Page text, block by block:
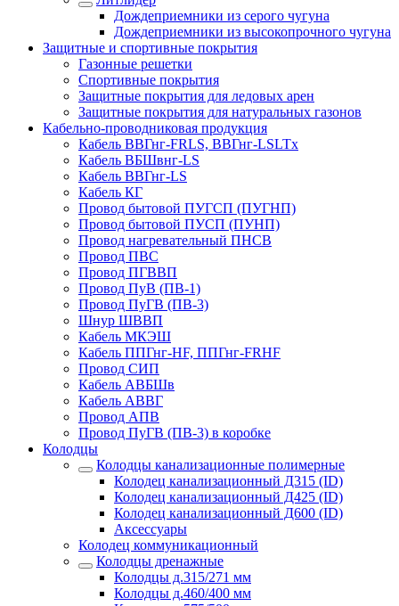
Дождеприемники из серого чугуна
Дождеприемники из высокопрочного чугуна
Защитные и спортивные покрытия
Газонные решетки
Спортивные покрытия
Защитные покрытия для ледовых арен
Защитные покрытия для натуральных газонов
Кабельно-проводниковая продукция
Кабель ВВГнг-FRLS, ВВГнг-LSLTx
Кабель ВБШвнг-LS
Кабель ВВГнг-LS
Кабель КГ
Провод бытовой ПУГСП (ПУГНП)
Провод бытовой ПУСП (ПУНП)
Провод нагревательный ПНСВ
Провод ПВС
Провод ПГВВП
Провод ПуВ (ПВ-1)
Провод ПуГВ (ПВ-3)
Шнур ШВВП
Кабель МКЭШ
Кабель ППГнг-HF, ППГнг-FRHF
Провод СИП
Кабель АВБШв
Кабель АВВГ
Провод АПВ
Провод ПуГВ (ПВ-3) в коробке
Колодцы
Колодцы канализационные полимерные
Колодец канализационный Д315 (ID)
Колодец канализационный Д425 (ID)
Колодец канализационный Д600 (ID)
Аксессуары
Колодец коммуникационный
Колодцы дренажные
Колодцы д.315/271 мм
Колодцы д.460/400 мм